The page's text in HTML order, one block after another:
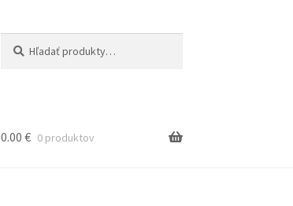
0.00 € 0 produktov